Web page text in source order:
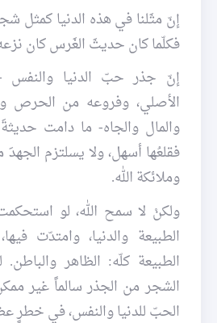
إنّ مثَلنا في هذه الدنيا كمثل
فكلّما كان حديثَ الغَرس كان
إنّ جذر حبّ الدنيا والنفس -
الأصلي، وفروعه من الحرص
والمال والجاه- ما دامت
فقلعُها أسهل، ولا يسلتزم
وملائكة الله.
ولكنْ لا سمح الله، لو
الطبيعة والدنيا، وامتدّت
الطبيعة كلّه: الظاهر
الشجر من الجذر سالماً غير
الحبّ للدنيا والنفس، في خطرٍ